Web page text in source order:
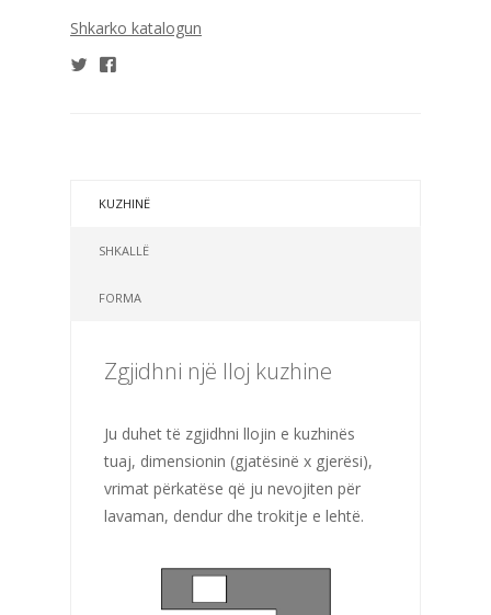
Shkarko katalogun
KUZHINË
SHKALLË
FORMA
Zgjidhni një lloj kuzhine
Ju duhet të zgjidhni llojin e kuzhinës
tuaj, dimensionin (gjatësinë x gjerësi),
vrimat përkatëse që ju nevojiten për
lavaman, dendur dhe trokitje e lehtë.